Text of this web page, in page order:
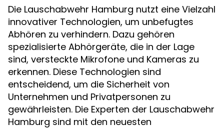
Die Lauschabwehr Hamburg nutzt eine Vielzahl
innovativer Technologien, um unbefugtes
Abhören zu verhindern. Dazu gehören
spezialisierte Abhörgeräte, die in der Lage
sind, versteckte Mikrofone und Kameras zu
erkennen. Diese Technologien sind
entscheidend, um die Sicherheit von
Unternehmen und Privatpersonen zu
gewährleisten. Die Experten der Lauschabwehr
Hamburg sind mit den neuesten